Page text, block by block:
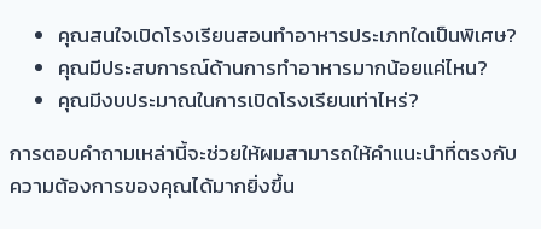
คุณสนใจเปิดโรงเรียนสอนทำอาหารประเภทใดเป็นพิเศษ?
คุณมีประสบการณ์ด้านการทำอาหารมากน้อยแค่ไหน?
คุณมีงบประมาณในการเปิดโรงเรียนเท่าไหร่?
การตอบคำถามเหล่านี้จะช่วยให้ผมสามารถให้คำแนะนำที่ตรงกับ
ความต้องการของคุณได้มากยิ่งขึ้น